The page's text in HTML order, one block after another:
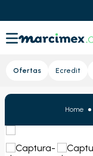
Ofertas Ecredit